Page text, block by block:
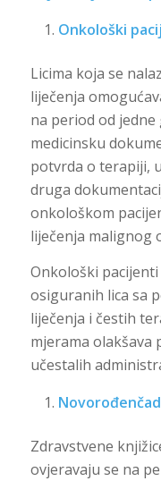
Onkološki
Licima koja se
liječenja
na period od
medicinsku
potvrda o terapiji,
druga
onkološkom
liječenja malignog
Onkološki
osiguranih lica sa
liječenja i čestih
mjerama olakšava
učestalih
Zdravstvene
ovjeravaju se na